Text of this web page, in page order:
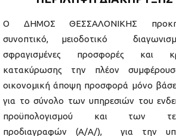
Ο ΔΗΜΟΣ ΘΕΣΣΑΛΟΝΙΚΗΣ
συνοπτικό, μειοδοτικό
σφραγισμένες προσφορές και
κατακύρωσης την πλέον
οικονομική άποψη προσφορά μόνο
για το σύνολο των υπηρεσιών του
προϋπολογισμού και των
προδιαγραφών (Α/Α/), για την